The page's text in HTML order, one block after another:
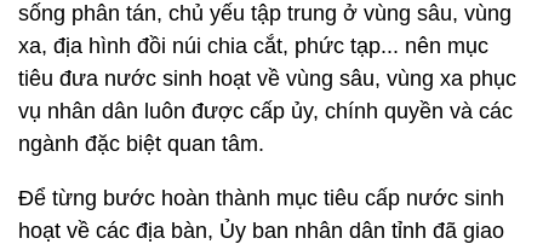
sống phân tán, chủ yếu tập trung ở vùng sâu, vùng
xa, địa hình đồi núi chia cắt, phức tạp... nên mục
tiêu đưa nước sinh hoạt về vùng sâu, vùng xa phục
vụ nhân dân luôn được cấp ủy, chính quyền và các
ngành đặc biệt quan tâm.
Để từng bước hoàn thành mục tiêu cấp nước sinh
hoạt về các địa bàn, Ủy ban nhân dân tỉnh đã giao